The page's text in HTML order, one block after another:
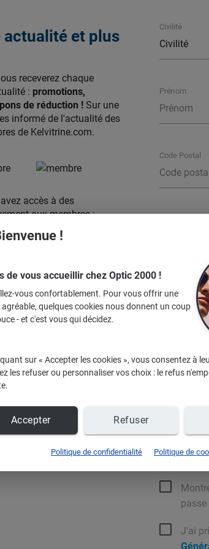
actualité et plus
receverez chaque
: promotions,
de réduction !Sur une
informé de l'actualité des
de Kelvitrine.com.
accès à des
aux membres :
des commerçants
liste de
de favoris,
cadeauxavec le jeu"1
fonctionnalités ...
:Connectez-vous
Civilité
Prénom
Code Postal
Votre mot de
au moins
spéciaux ne
Email de
Mot de passe
passe
J'ai
!
de vous accueillir chez Optic 2000 !
vous confortablement. Pour vous offrir une
agréable, quelques cookies nous donnent un coup
- et c'est vous qui décidez.
sur « Accepter les cookies », vous consentez à
les refuser ou personnaliser vos choix : le refus
Accepter Refuser
Politique de confidentialité Politique de